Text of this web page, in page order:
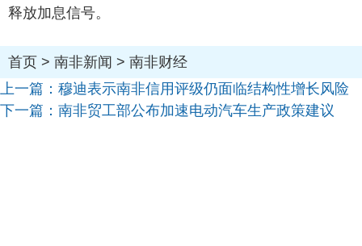
释放加息信号。
首页 > 南非新闻 > 南非财经
上一篇： 穆迪表示南非信用评级仍面临结构性增长风险
下一篇： 南非贸工部公布加速电动汽车生产政策建议